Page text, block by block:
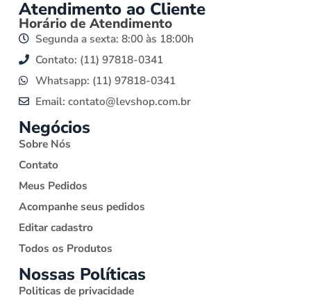
Atendimento ao Cliente
Horário de Atendimento
Segunda a sexta: 8:00 às 18:00h
Contato: (11) 97818-0341
Whatsapp: (11) 97818-0341
Email: contato@levshop.com.br
Negócios
Sobre Nós
Contato
Meus Pedidos
Acompanhe seus pedidos
Editar cadastro
Todos os Produtos
Nossas Políticas
Politicas de privacidade